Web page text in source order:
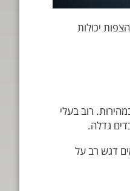
שריפות והצפות יכולות
רוב בעלי
גדלה.
דגש רב על